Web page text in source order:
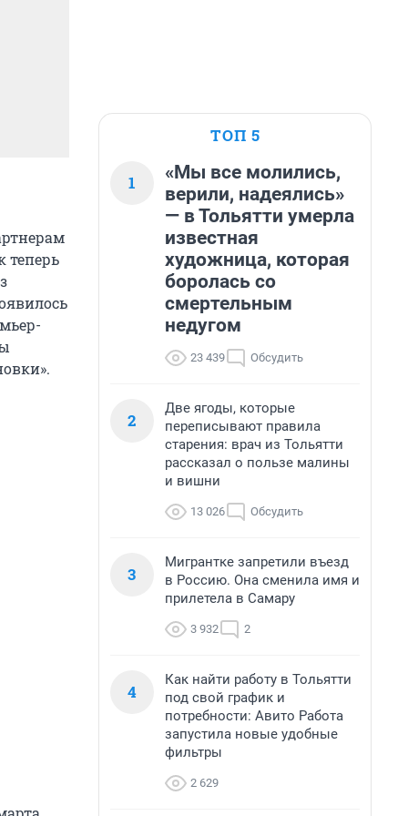
теперь
ТОП 5
1
«Мы все молились,
верили, надеялись»
— в Тольятти умерла
известная
художница, которая
боролась со
смертельным
недугом
23 439 Обсудить
2
Две ягоды, которые
переписывают правила
старения: врач из Тольятти
рассказал о пользе малины
и вишни
13 026 Обсудить
3
Мигрантке запретили въезд
в Россию. Она сменила имя и
прилетела в Самару
3 932 2
4
Как найти работу в Тольятти
под свой график и
потребности: Авито Работа
запустила новые удобные
фильтры
2 629